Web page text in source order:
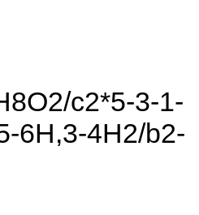
c2*5-3-1-
6H,3-4H2/b2-